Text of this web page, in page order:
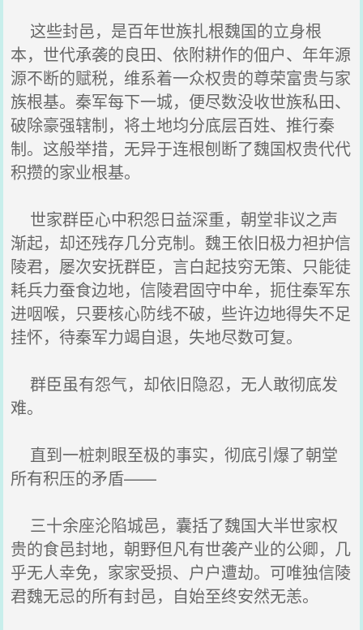
这些封邑，是百年世族扎根魏国的立身根
本，世代承袭的良田、依附耕作的佃户、年年源
源不断的赋税，维系着一众权贵的尊荣富贵与家
族根基。秦军每下一城，便尽数没收世族私田、
破除豪强辖制，将土地均分底层百姓、推行秦
制。这般举措，无异于连根刨断了魏国权贵代代
积攒的家业根基。
世家群臣心中积怨日益深重，朝堂非议之声
渐起，却还残存几分克制。魏王依旧极力袒护信
陵君，屡次安抚群臣，言白起技穷无策、只能徒
耗兵力蚕食边地，信陵君固守中牟，扼住秦军东
进咽喉，只要核心防线不破，些许边地得失不足
挂怀，待秦军力竭自退，失地尽数可复。
群臣虽有怨气，却依旧隐忍，无人敢彻底发
难。
直到一桩刺眼至极的事实，彻底引爆了朝堂
所有积压的矛盾——
三十余座沦陷城邑，囊括了魏国大半世家权
贵的食邑封地，朝野但凡有世袭产业的公卿，几
乎无人幸免，家家受损、户户遭劫。可唯独信陵
君魏无忌的所有封邑，自始至终安然无恙。